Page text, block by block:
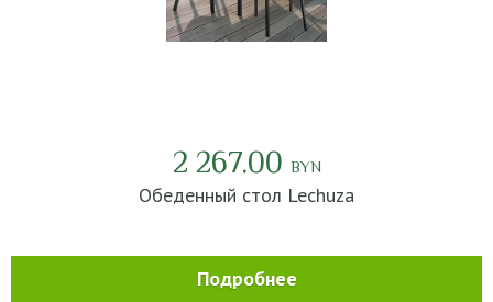
2 267.00 BYN
Обеденный стол Lechuza
Подробнее